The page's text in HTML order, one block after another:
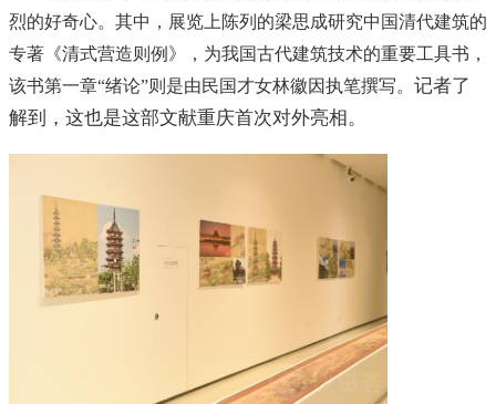
烈的好奇心。其中，展览上陈列的梁思成研究中国清代建筑的
专著《清式营造则例》，为我国古代建筑技术的重要工具书，
该书第一章“绪论”则是由民国才女林徽因执笔撰写。 记者了
解到，这也是这部文献重庆首次对外亮相。